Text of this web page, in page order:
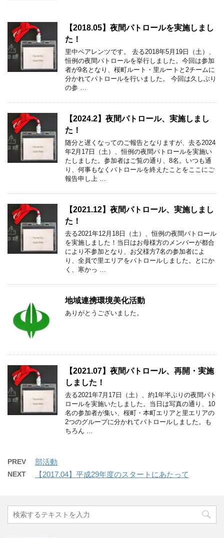
【2018.05】夜間パトロールを実施しまし
た！
里中ペアレンツです。 去る2018年5月19日（土）、
恒例の夜間パトロールを挙行しました。今回は参加
者が9名となり、桜町ルート・里ルートと2チームに
分かれてパトロールを行いました。 今回は久しぶり
の参 …
【2024.2】夜間パトロール、実施しまし
た！
随分と遅くなってのご報告となりますが、去る2024
年2月17日（土）、恒例の夜間パトロールを実施い
たしました。参加者はご覧の通り、8名。いつも通
り、何事もなくパトロールを終えたことをここにご
報告申し上 …
【2021.12】夜間パトロール、実施しまし
た！
去る2021年12月18日（土）、恒例の夜間パトロール
を実施しました！当日はお母様方のメンバーが都合
により不参加となり、お父様方7名の参加者によ
り、全員で里エリアをパトロールしました。とにか
く、寒かっ …
地域連携環境美化活動
ありがとうございました。
【2021.07】夜間パトロール、再開・実施
しました！
去る2021年7月17日（土）、約1年半ぶりの夜間パト
ロールを実施いたしました。当日は写真の通り、10
名の参加者が集い、桜町・本町エリアと里エリアの
2つのグループに分かれてパトロールしました。も
ちろん …
PREV 部活動
NEXT 【2017.04】平成29年度のスタートにあたって